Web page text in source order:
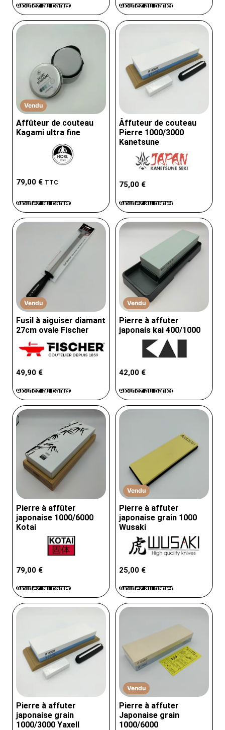
Ajoutez au panier Ajoutez au panier
Vendu
Affûteur de couteau
Kagami ultra fine
79,00 € TTC
Ajoutez au panier
Âffuteur de couteau
Pierre 1000/3000
Kanetsune
75,00 €
Ajoutez au panier
Vendu
Fusil à aiguiser diamant
27cm ovale Fischer
49,90 €
Ajoutez au panier
Vendu
Pierre à affuter
japonais kai 400/1000
42,00 €
Ajoutez au panier
Pierre à affûter
japonaise 1000/6000
Kotai
79,00 €
Ajoutez au panier
Vendu
Pierre à affuter
japonaise grain 1000
Wusaki
25,00 €
Ajoutez au panier
Pierre à affuter
japonaise grain
1000/3000 Yaxell
Vendu
Pierre à affuter
Japonaise grain
1000/6000